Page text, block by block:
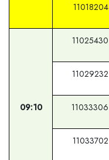
11018204
09:10
11025430
11029232
11033306
11033702